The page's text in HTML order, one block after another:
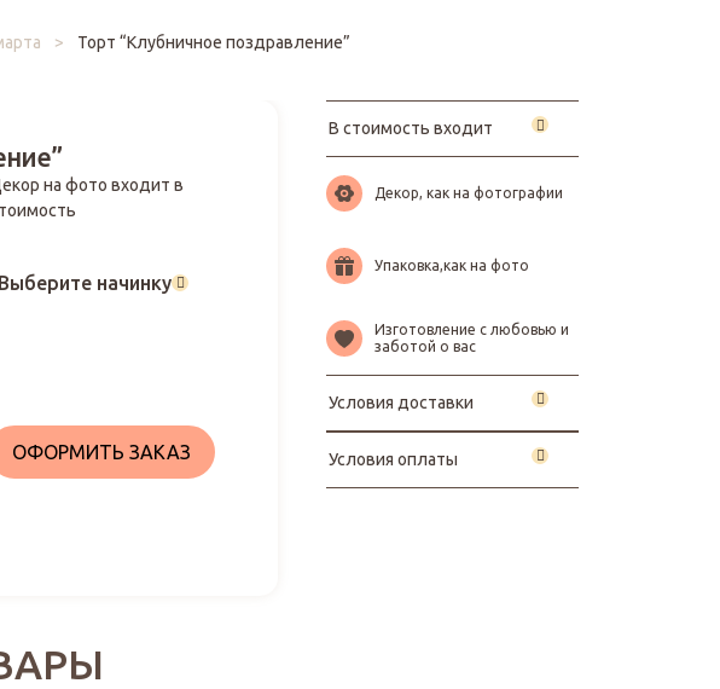
> Торт “Клубничное поздравление”
на фото входит в
Выберите начинку
ОФОРМИТЬ ЗАКАЗ
В стоимость входит
Декор, как на фотографии
Упаковка,как на фото
Изготовление с любовью и
заботой о вас
Условия доставки
Условия оплаты